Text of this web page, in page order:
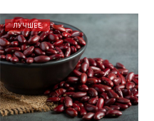
ЛУЧШЕЕ